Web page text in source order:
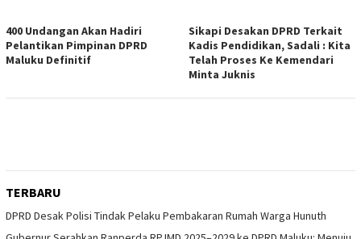
400 Undangan Akan Hadiri
Pelantikan Pimpinan DPRD
Maluku Definitif
Sikapi Desakan DPRD Terkait
Kadis Pendidikan, Sadali : Kita
Telah Proses Ke Kemendari
Minta Juknis
TERBARU
DPRD Desak Polisi Tindak Pelaku Pembakaran Rumah Warga Hunuth